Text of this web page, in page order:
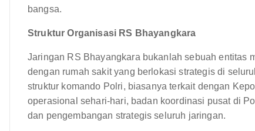
bangsa.
Struktur Organisasi RS Bhayangkara
Jaringan RS Bhayangkara bukanlah sebuah entitas
dengan rumah sakit yang berlokasi strategis di
struktur komando Polri, biasanya terkait dengan
operasional sehari-hari, badan koordinasi pusat di
dan pengembangan strategis seluruh jaringan.